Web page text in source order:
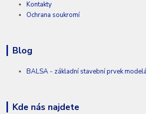
Kontakty
Ochrana soukromí
Blog
BALSA - základní stavební prvek
Kde nás najdete